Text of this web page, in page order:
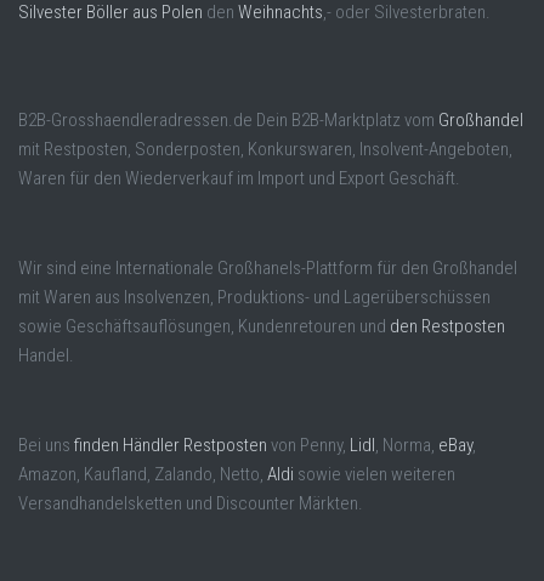
Silvester Böller aus Polen den Weihnachts,- oder Silvesterbraten.
B2B-Grosshaendleradressen.de Dein B2B-Marktplatz vom Großhandel
mit Restposten, Sonderposten, Konkurswaren, Insolvent-Angeboten,
Waren für den Wiederverkauf im Import und Export Geschäft.
Wir sind eine Internationale Großhanels-Plattform für den Großhandel
mit Waren aus Insolvenzen, Produktions- und Lagerüberschüssen
sowie Geschäftsauflösungen, Kundenretouren und den Restposten
Handel.
Bei uns finden Händler Restposten von Penny, Lidl , Norma, eBay,
Amazon, Kaufland, Zalando, Netto, Aldi sowie vielen weiteren
Versandhandelsketten und Discounter Märkten.